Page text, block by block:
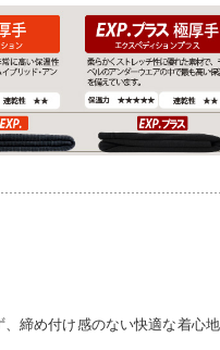
締め付け感のない快適な着心